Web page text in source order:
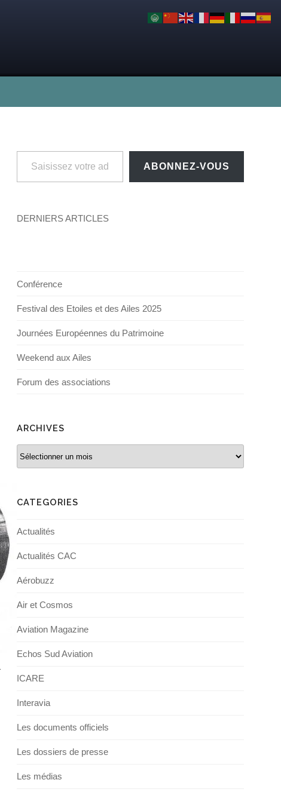
Saisissez votre adresse e-mail…
ABONNEZ-VOUS
DERNIERS ARTICLES
Conférence
Festival des Etoiles et des Ailes 2025
Journées Européennes du Patrimoine
Weekend aux Ailes
Forum des associations
ARCHIVES
Archives
CATEGORIES
Actualités
Actualités CAC
Aérobuzz
Air et Cosmos
Aviation Magazine
Echos Sud Aviation
ICARE
Interavia
Les documents officiels
Les dossiers de presse
Les médias